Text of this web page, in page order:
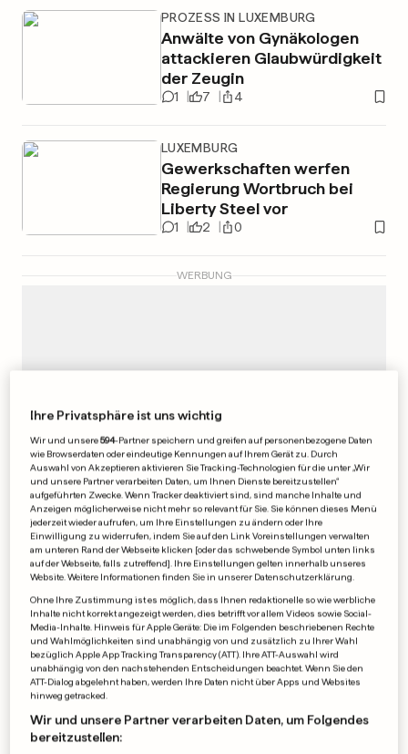
PROZESS IN LUXEMBURG
Anwälte von Gynäkologen
attackieren Glaubwürdigkeit
der Zeugin
1 7 4
LUXEMBURG
Gewerkschaften werfen
Regierung Wortbruch bei
Liberty Steel vor
1 2 0
WERBUNG
TRUPHENA MUTHONI
Umweltschützerin umarmt 72
Stunden lang Baum und bricht
Rekord
0 1 0
So sieht «Baby» aus «Dirty
Ihre Privatsphäre ist uns wichtig
Wir und unsere594-Partner speichern und greifen auf personenbezogene Daten
wie Browserdaten oder eindeutige Kennungen auf Ihrem Gerät zu. Durch
Auswahl von Akzeptieren aktivieren Sie Tracking-Technologien für die unter „Wir
und unsere Partner verarbeiten Daten, um Ihnen Dienste bereitzustellen“
aufgeführten Zwecke. Wenn Tracker deaktiviert sind, sind manche Inhalte und
Anzeigen möglicherweise nicht mehr so relevant für Sie. Sie können dieses Menü
jederzeit wieder aufrufen, um Ihre Einstellungen zu ändern oder Ihre
Einwilligung zu widerrufen, indem Sie auf den Link Voreinstellungen verwalten
am unteren Rand der Webseite klicken [oder das schwebende Symbol unten links
auf der Webseite, falls zutreffend]. Ihre Einstellungen gelten innerhalb unseres
Website. Weitere Informationen finden Sie in unserer Datenschutzerklärung.
Ohne Ihre Zustimmung ist es möglich, dass Ihnen redaktionelle so wie werbliche
Inhalte nicht korrekt angezeigt werden, dies betrifft vor allem Videos sowie Social-
Media-Inhalte. Hinweis für Apple Geräte: Die im Folgenden beschriebenen Rechte
und Wahlmöglichkeiten sind unabhängig von und zusätzlich zu Ihrer Wahl
bezüglich Apple App Tracking Transparency (ATT). Ihre ATT-Auswahl wird
unabhängig von den nachstehenden Entscheidungen beachtet. Wenn Sie den
ATT-Dialog abgelehnt haben, werden Ihre Daten nicht über Apps und Websites
hinweg getracked.
Wir und unsere Partner verarbeiten Daten, um Folgendes
bereitzustellen: